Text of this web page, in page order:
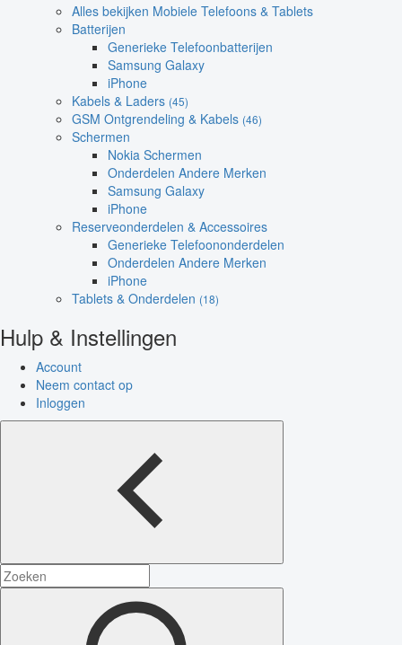
Alles bekijken Mobiele Telefoons & Tablets
Batterijen
Generieke Telefoonbatterijen
Samsung Galaxy
iPhone
Kabels & Laders (45)
GSM Ontgrendeling & Kabels (46)
Schermen
Nokia Schermen
Onderdelen Andere Merken
Samsung Galaxy
iPhone
Reserveonderdelen & Accessoires
Generieke Telefoononderdelen
Onderdelen Andere Merken
iPhone
Tablets & Onderdelen (18)
Hulp & Instellingen
Account
Neem contact op
Inloggen